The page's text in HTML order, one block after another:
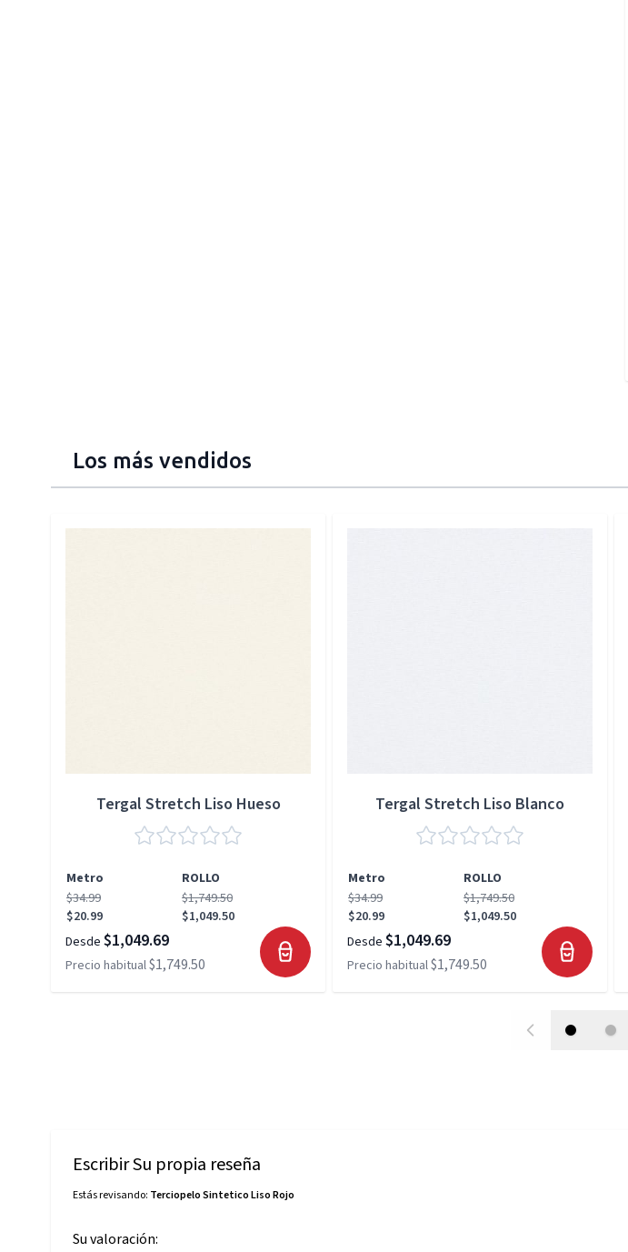
Los más vendidos
Tergal Stretch Liso Hueso
Metro
ROLLO
$34.99
$20.99
$1,749.50
$1,049.50
Desde $1,049.69
Precio habitual$1,749.50
Tergal Stretch Liso Blanco
Metro
ROLLO
$34.99
$20.99
$1,749.50
$1,049.50
Desde $1,049.69
Precio habitual$1,749.50
Escribir Su propia reseña
Estás revisando: Terciopelo Sintetico Liso Rojo
Su valoración: